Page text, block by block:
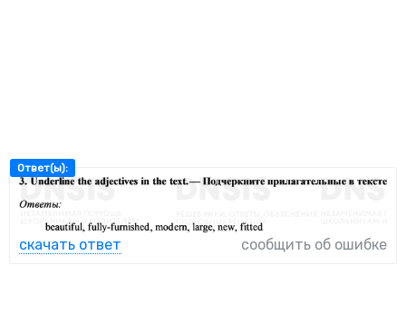
Ответ(ы):
скачать ответ сообщить об ошибке